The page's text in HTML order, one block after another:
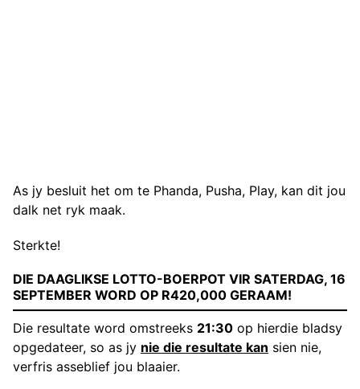
As jy besluit het om te Phanda, Pusha, Play, kan dit jou
dalk net ryk maak.
Sterkte!
DIE DAAGLIKSE LOTTO-BOERPOT VIR SATERDAG, 16
SEPTEMBER WORD OP R420,000 GERAAM!
Die resultate word omstreeks 21:30 op hierdie bladsy
opgedateer, so as jy nie die resultate kan sien nie,
verfris asseblief jou blaaier.